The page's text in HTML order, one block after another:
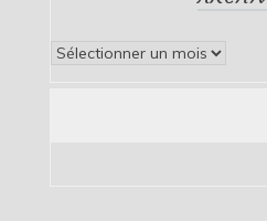
Archives